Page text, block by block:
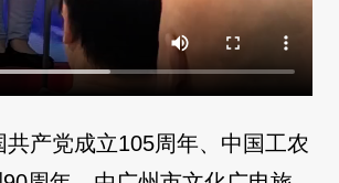
共产党成立105周年、中国工农